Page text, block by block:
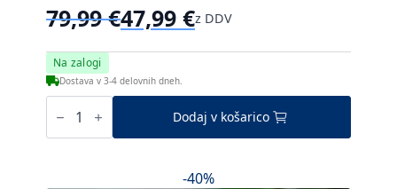
Na zalogi
Dostava v 3-4 delovnih dneh.
79,99€
Izvirna
je
bila:
79,99 €.
47,99 €
Trenutna
je:
47,99 €.
z DDV
Vzglavnik
Caprisan
Fresh
Dodaj v košarico
-40%